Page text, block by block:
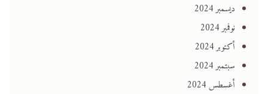
ديسمبر 2024
نوفمبر 2024
أكتوبر 2024
سبتمبر 2024
أغسطس 2024